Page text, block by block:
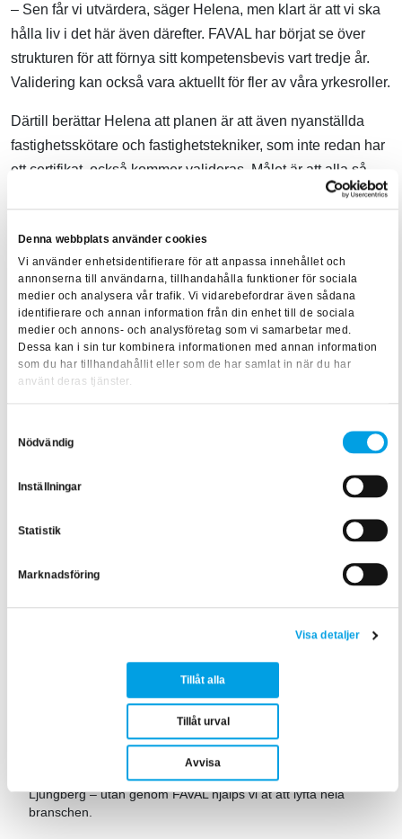
Denna webbplats använder cookies
Vi använder enhetsidentifierare för att anpassa innehållet och
annonserna till användarna, tillhandahålla funktioner för sociala
medier och analysera vår trafik. Vi vidarebefordrar även sådana
identifierare och annan information från din enhet till de sociala
medier och annons- och analysföretag som vi samarbetar med.
Dessa kan i sin tur kombinera informationen med annan information
som du har tillhandahållit eller som de har samlat in när du har
använt deras tjänster.
Nödvändig
Inställningar
Statistik
Marknadsföring
Visa detaljer
Tillåt alla
Tillåt urval
Avvisa
– Sen får vi utvärdera, säger Helena, men klart är att vi ska
hålla liv i det här även därefter. FAVAL har börjat se över
strukturen för att förnya sitt kompetensbevis vart tredje år.
Validering kan också vara aktuellt för fler av våra yrkesroller.
Därtill berättar Helena att planen är att även nyanställda
fastighetsskötare och fastighetstekniker, som inte redan har
ett certifikat, också kommer valideras. Målet är att alla så
En trygg samarbetspart
Att Atrium Ljungberg valde BFAB för validering och
utbildning har sin grund i ett bra intryck, som förstärktes av
att Helena var mycket noga med att ta in rekommendationer
från andra företag. Helena har bollat med branschkollegor
som också gått in i större valideringsprojekt, fått tips och råd
– Det blir såklart mer objektivt att prata med andra kunder
– Ja, det har fungerat jättebra. Från start har det varit tydligt
med en positiv och skön inställning om att fixa saker. Vi fick
göra viss omställning med tanke på pandemin, men det var
aldrig några problem utan fungerade väldigt smidigt och
Helenas bästa tips till andra fastighetsbolag som vill
validera sin personal:
Fundera på syftet, varför man gör detta! När man kommit fram
till syftet - var tydlig med det i er kommunikation. För oss har
det varit viktigt att vår satsning inte bara är för oss på Atrium
Ljungberg – utan genom FAVAL hjälps vi åt att lyfta hela
branschen.